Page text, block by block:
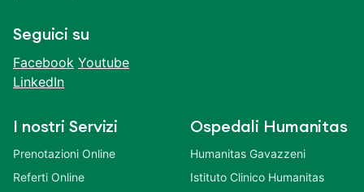
Seguici su
Facebook Youtube
LinkedIn
I nostri Servizi
Prenotazioni Online
Referti Online
Ospedali Humanitas
Humanitas Gavazzeni
Istituto Clinico Humanitas